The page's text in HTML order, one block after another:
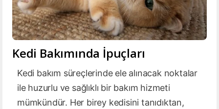
Kedi Bakımında İpuçları
Kedi bakım süreçlerinde ele alınacak noktalar
ile huzurlu ve sağlıklı bir bakım hizmeti
mümkündür. Her birey kedisini tanıdıktan,